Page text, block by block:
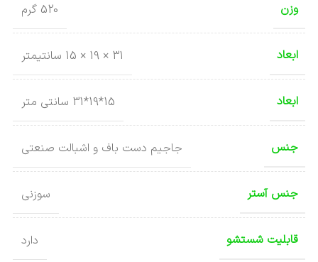
وزن 520 گرم
ابعاد 31 × 19 × 15 سانتیمتر
ابعاد 15*19*31 سانتی متر
جنس جاجیم دست باف و اشبالت صنعتی
جنس آستر سوزنی
قابلیت شستشو دارد